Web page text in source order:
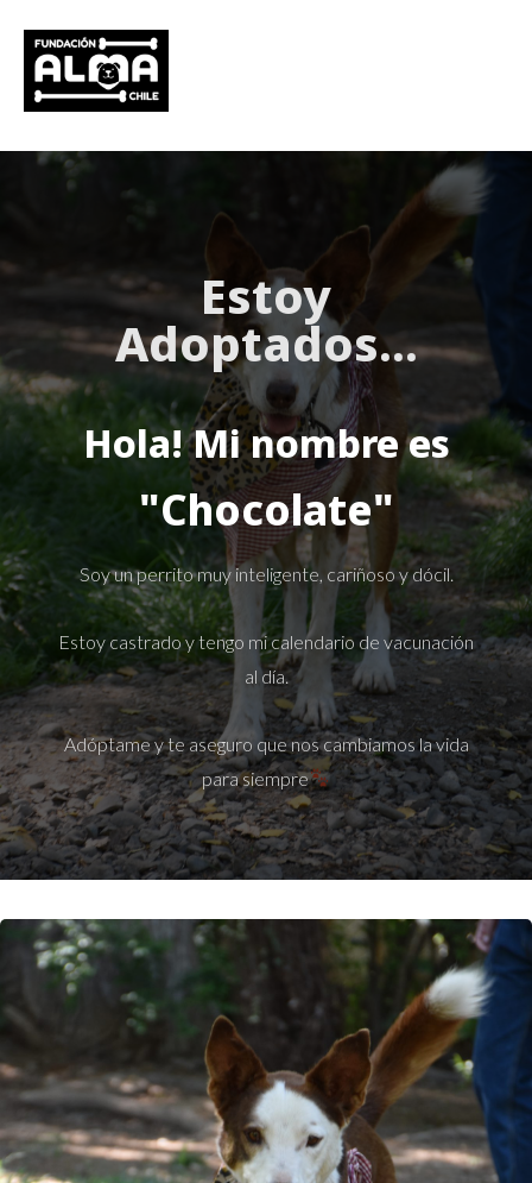
Estoy
Adoptados...
Hola! Mi nombre es
"Chocolate"
Soy un perrito muy inteligente, cariñoso y dócil.
Estoy castrado y tengo mi calendario de vacunación
al día.
Adóptame y te aseguro que nos cambiamos la vida
para siempre